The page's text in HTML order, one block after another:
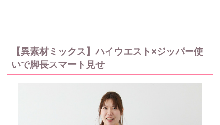
【異素材ミックス】ハイウエスト×ジッパー使
いで脚長スマート見せ